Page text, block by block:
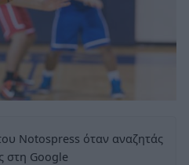
Notospress όταν αναζητάς
στη Google